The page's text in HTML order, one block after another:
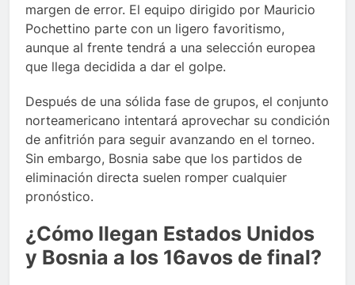
margen de error. El equipo dirigido por Mauricio
Pochettino parte con un ligero favoritismo,
aunque al frente tendrá a una selección europea
que llega decidida a dar el golpe.
Después de una sólida fase de grupos, el conjunto
norteamericano intentará aprovechar su condición
de anfitrión para seguir avanzando en el torneo.
Sin embargo, Bosnia sabe que los partidos de
eliminación directa suelen romper cualquier
pronóstico.
¿Cómo llegan Estados Unidos
y Bosnia a los 16avos de final?